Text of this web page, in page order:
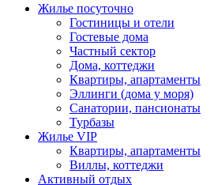
Жилье посуточно
Гостиницы и отели
Гостевые дома
Частный сектор
Дома, коттеджи
Квартиры, апартаменты
Эллинги (дома у моря)
Санатории, пансионаты
Турбазы
Жилье VIP
Квартиры, апартаменты
Виллы, коттеджи
Активный отдых